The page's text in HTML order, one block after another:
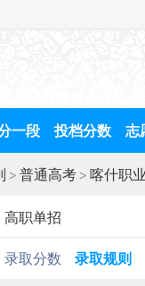
一段 投档分数 志
> 普通高考> 喀什职
高职单招
录取分数 录取规则